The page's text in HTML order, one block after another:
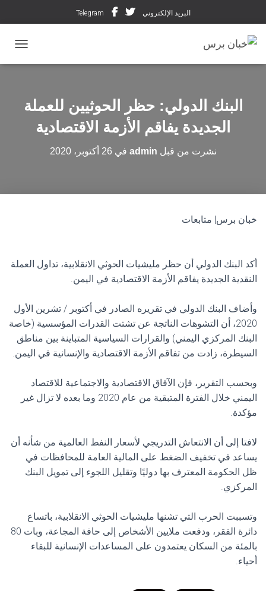
البريد الإلكتروني Telegram
البنك الدولي: حظر الحوثيين للعملة
الجديدة يفاقم الأزمة الاقتصادية
نشرت من قبل admin في 26 أكتوبر، 2020
خبان برس| متابعات
أكد البنك الدولي أن حظر مليشيات الحوثي الانقلابية، تداول العملة
النقدية الجديدة يفاقم الأزمة الاقتصادية في اليمن.
وأضاف البنك الدولي في تقريره الصادر في أكتوبر / تشرين الأول
2020، أن التشوهات الناتجة عن تشتت القدرات المؤسسية (خاصة
البنك المركزي اليمني) والقرارات السياسية المتباينة بين مناطق
السيطرة، زادت من تفاقم الأزمة الاقتصادية والإنسانية في اليمن.
وبحسب التقرير، فإن الآفاق الاقتصادية والاجتماعية للاقتصاد
اليمني خلال الفترة المتبقية من عام 2020 وما بعده لا تزال غير
مؤكدة.
لافتا إلى أن الانتعاش التدريجي لأسعار النفط العالمية من شأنه أن
يساعد في تخفيف الضغط على المالية العامة للمحافظات في
ظل الحكومة المعترف بها دوليًا وتقليل اللجوء إلى تمويل البنك
المركزي.
وتسببت الحرب التي تشنها مليشيات الحوثي الانقلابية، باتساع
دائرة الفقر، ودفعت ملايين الأشخاص إلى حافة المجاعة، وبات 80
بالمئة من السكان يعتمدون على المساعدات الإنسانية للبقاء
أحياء.